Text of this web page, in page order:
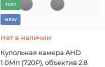
TОП
NEW
Нет в наличии
Купольная камера AHD
1.0Мп (720P), объектив 2.8